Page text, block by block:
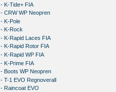
- K-Tide+ FIA
- CRW WP Neopren
- K-Pole
- K-Rock
- K-Rapid Laces FIA
- K-Rapid Rotor FIA
- K-Rapid WP FIA
- K-Prime FIA
- Boots WP Neopren
- T-1 EVO Regnoverall
- Raincoat EVO